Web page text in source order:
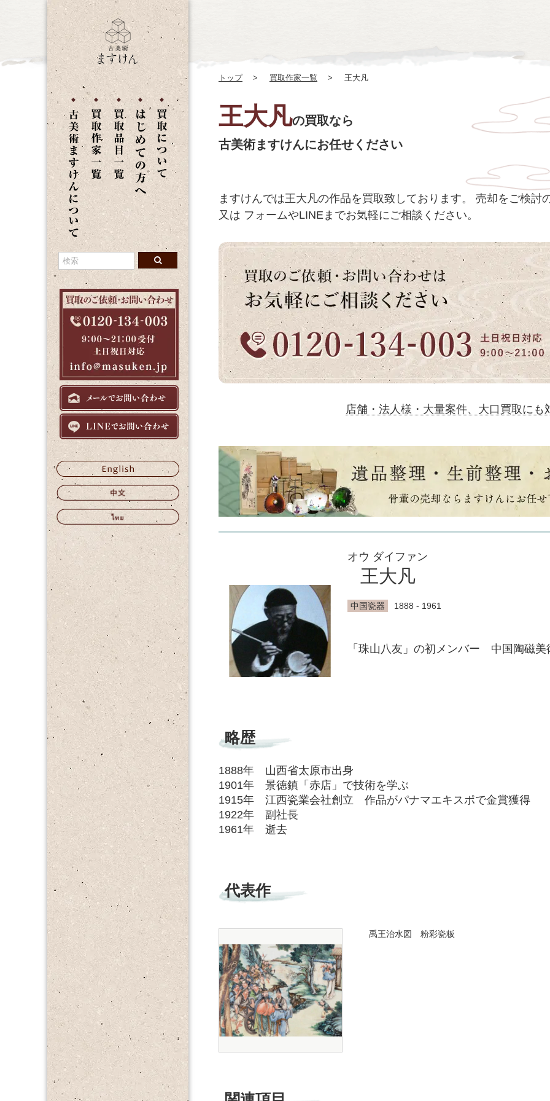
トップ 買取作家一覧 王大凡
王大凡の買取なら
古美術ますけんにお任せください
ますけんでは王大凡の作品を買取致しております。 売却をご検討
又は フォームやLINEまでお気軽にご相談ください。
店舗・法人様・大量案件、大口買取にも
オウ ダイファン
王大凡
中国瓷器 1888 - 1961
「珠山八友」の初メンバー 中国陶磁美
略歴
1888年 山西省太原市出身
1901年 景徳鎮「赤店」で技術を学ぶ
1915年 江西瓷業会社創立 作品がパナマエキスポで金賞獲得
1922年 副社長
1961年 逝去
代表作
禹王治水図 粉彩瓷板